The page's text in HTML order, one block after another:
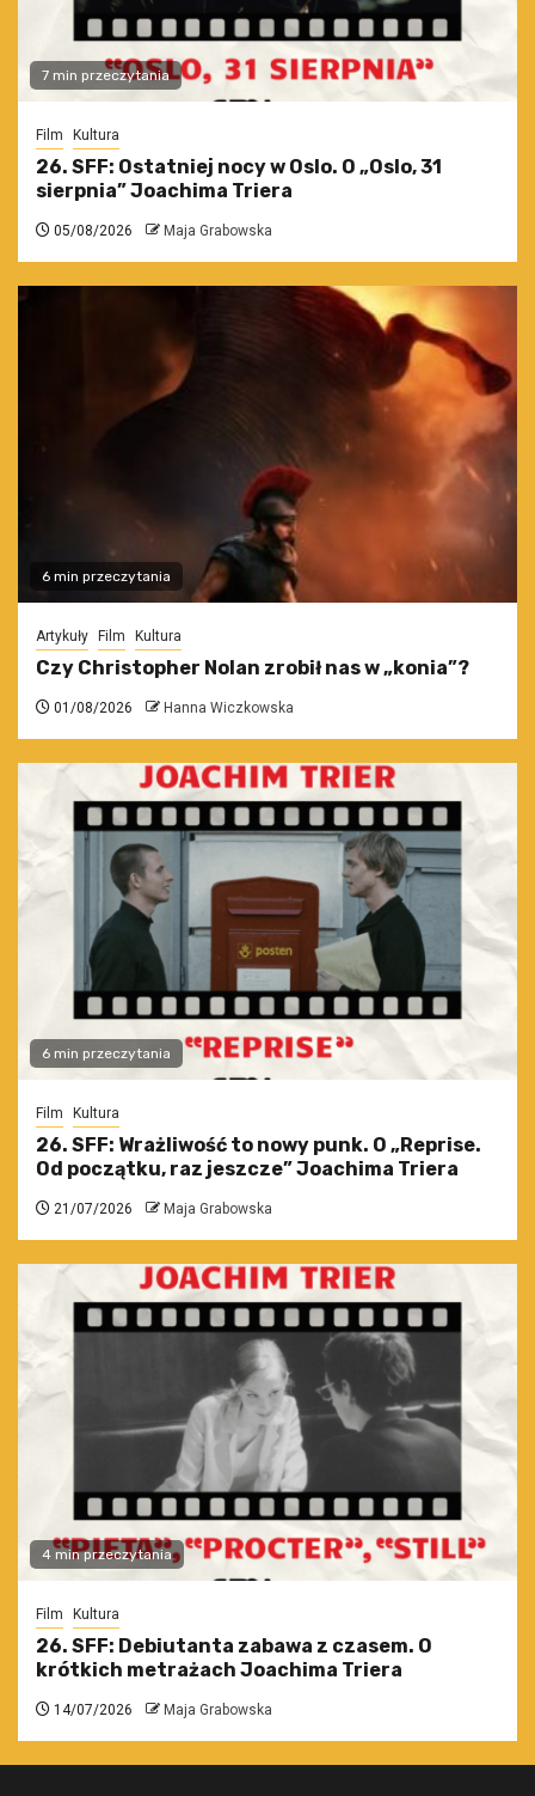
7 min przeczytania
Film Kultura
26. SFF: Ostatniej nocy w Oslo. O „Oslo, 31
sierpnia” Joachima Triera
05/08/2026 Maja Grabowska
6 min przeczytania
Artykuły Film Kultura
Czy Christopher Nolan zrobił nas w „konia”?
01/08/2026 Hanna Wiczkowska
6 min przeczytania
Film Kultura
26. SFF: Wrażliwość to nowy punk. O „Reprise.
Od początku, raz jeszcze” Joachima Triera
21/07/2026 Maja Grabowska
4 min przeczytania
Film Kultura
26. SFF: Debiutanta zabawa z czasem. O
krótkich metrażach Joachima Triera
14/07/2026 Maja Grabowska